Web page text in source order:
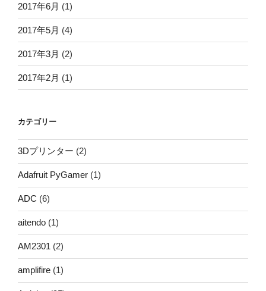
2017年6月 (1)
2017年5月 (4)
2017年3月 (2)
2017年2月 (1)
カテゴリー
3Dプリンター (2)
Adafruit PyGamer (1)
ADC (6)
aitendo (1)
AM2301 (2)
amplifire (1)